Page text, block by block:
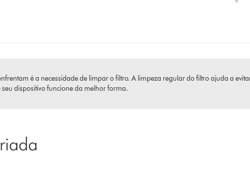
é a necessidade de limpar o filtro. A limpeza regular do filtro ajuda a
dispositivo funcione da melhor forma.